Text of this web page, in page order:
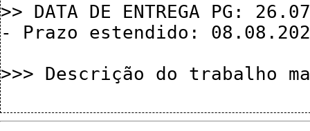
>> DATA DE ENTREGA PG:
- Prazo estendido:
>>> Descrição do trabalho